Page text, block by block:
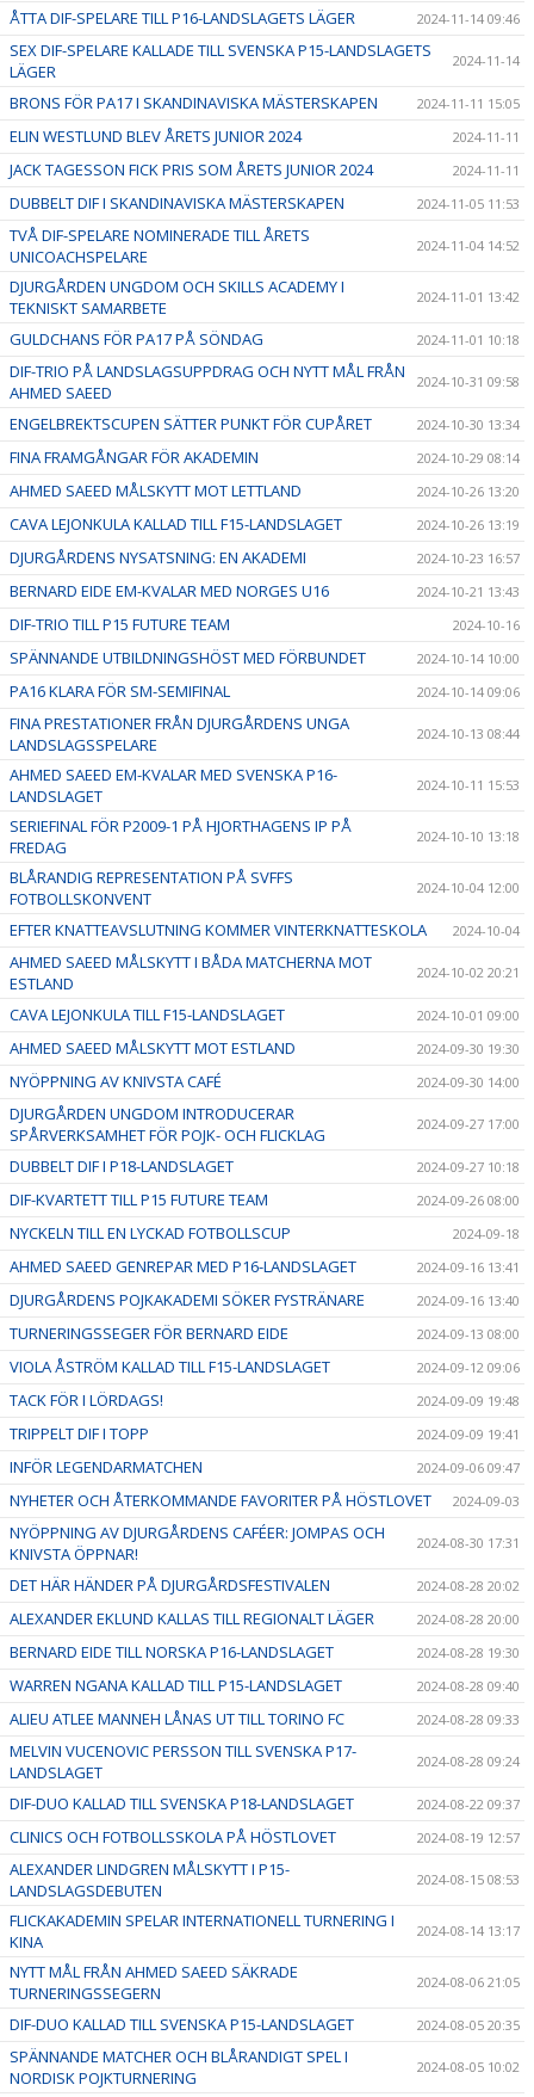
ÅTTA DIF-SPELARE TILL P16-LANDSLAGETS LÄGER 2024-11-14 09:46
SEX DIF-SPELARE KALLADE TILL SVENSKA P15-LANDSLAGETS
LÄGER
2024-11-14
BRONS FÖR PA17 I SKANDINAVISKA MÄSTERSKAPEN 2024-11-11 15:05
ELIN WESTLUND BLEV ÅRETS JUNIOR 2024 2024-11-11
JACK TAGESSON FICK PRIS SOM ÅRETS JUNIOR 2024 2024-11-11
DUBBELT DIF I SKANDINAVISKA MÄSTERSKAPEN 2024-11-05 11:53
TVÅ DIF-SPELARE NOMINERADE TILL ÅRETS
UNICOACHSPELARE
2024-11-04 14:52
DJURGÅRDEN UNGDOM OCH SKILLS ACADEMY I
TEKNISKT SAMARBETE
2024-11-01 13:42
GULDCHANS FÖR PA17 PÅ SÖNDAG 2024-11-01 10:18
DIF-TRIO PÅ LANDSLAGSUPPDRAG OCH NYTT MÅL FRÅN
AHMED SAEED
2024-10-31 09:58
ENGELBREKTSCUPEN SÄTTER PUNKT FÖR CUPÅRET 2024-10-30 13:34
FINA FRAMGÅNGAR FÖR AKADEMIN 2024-10-29 08:14
AHMED SAEED MÅLSKYTT MOT LETTLAND 2024-10-26 13:20
CAVA LEJONKULA KALLAD TILL F15-LANDSLAGET 2024-10-26 13:19
DJURGÅRDENS NYSATSNING: EN AKADEMI 2024-10-23 16:57
BERNARD EIDE EM-KVALAR MED NORGES U16 2024-10-21 13:43
DIF-TRIO TILL P15 FUTURE TEAM 2024-10-16
SPÄNNANDE UTBILDNINGSHÖST MED FÖRBUNDET 2024-10-14 10:00
PA16 KLARA FÖR SM-SEMIFINAL 2024-10-14 09:06
FINA PRESTATIONER FRÅN DJURGÅRDENS UNGA
LANDSLAGSSPELARE
2024-10-13 08:44
AHMED SAEED EM-KVALAR MED SVENSKA P16-
LANDSLAGET
2024-10-11 15:53
SERIEFINAL FÖR P2009-1 PÅ HJORTHAGENS IP PÅ
FREDAG
2024-10-10 13:18
BLÅRANDIG REPRESENTATION PÅ SVFFS
FOTBOLLSKONVENT
2024-10-04 12:00
EFTER KNATTEAVSLUTNING KOMMER VINTERKNATTESKOLA 2024-10-04
AHMED SAEED MÅLSKYTT I BÅDA MATCHERNA MOT
ESTLAND
2024-10-02 20:21
CAVA LEJONKULA TILL F15-LANDSLAGET 2024-10-01 09:00
AHMED SAEED MÅLSKYTT MOT ESTLAND 2024-09-30 19:30
NYÖPPNING AV KNIVSTA CAFÉ 2024-09-30 14:00
DJURGÅRDEN UNGDOM INTRODUCERAR
SPÅRVERKSAMHET FÖR POJK- OCH FLICKLAG
2024-09-27 17:00
DUBBELT DIF I P18-LANDSLAGET 2024-09-27 10:18
DIF-KVARTETT TILL P15 FUTURE TEAM 2024-09-26 08:00
NYCKELN TILL EN LYCKAD FOTBOLLSCUP 2024-09-18
AHMED SAEED GENREPAR MED P16-LANDSLAGET 2024-09-16 13:41
DJURGÅRDENS POJKAKADEMI SÖKER FYSTRÄNARE 2024-09-16 13:40
TURNERINGSSEGER FÖR BERNARD EIDE 2024-09-13 08:00
VIOLA ÅSTRÖM KALLAD TILL F15-LANDSLAGET 2024-09-12 09:06
TACK FÖR I LÖRDAGS! 2024-09-09 19:48
TRIPPELT DIF I TOPP 2024-09-09 19:41
INFÖR LEGENDARMATCHEN 2024-09-06 09:47
NYHETER OCH ÅTERKOMMANDE FAVORITER PÅ HÖSTLOVET 2024-09-03
NYÖPPNING AV DJURGÅRDENS CAFÉER: JOMPAS OCH
KNIVSTA ÖPPNAR!
2024-08-30 17:31
DET HÄR HÄNDER PÅ DJURGÅRDSFESTIVALEN 2024-08-28 20:02
ALEXANDER EKLUND KALLAS TILL REGIONALT LÄGER 2024-08-28 20:00
BERNARD EIDE TILL NORSKA P16-LANDSLAGET 2024-08-28 19:30
WARREN NGANA KALLAD TILL P15-LANDSLAGET 2024-08-28 09:40
ALIEU ATLEE MANNEH LÅNAS UT TILL TORINO FC 2024-08-28 09:33
MELVIN VUCENOVIC PERSSON TILL SVENSKA P17-
LANDSLAGET
2024-08-28 09:24
DIF-DUO KALLAD TILL SVENSKA P18-LANDSLAGET 2024-08-22 09:37
CLINICS OCH FOTBOLLSSKOLA PÅ HÖSTLOVET 2024-08-19 12:57
ALEXANDER LINDGREN MÅLSKYTT I P15-
LANDSLAGSDEBUTEN
2024-08-15 08:53
FLICKAKADEMIN SPELAR INTERNATIONELL TURNERING I
KINA
2024-08-14 13:17
NYTT MÅL FRÅN AHMED SAEED SÄKRADE
TURNERINGSSEGERN
2024-08-06 21:05
DIF-DUO KALLAD TILL SVENSKA P15-LANDSLAGET 2024-08-05 20:35
SPÄNNANDE MATCHER OCH BLÅRANDIGT SPEL I
NORDISK POJKTURNERING
2024-08-05 10:02